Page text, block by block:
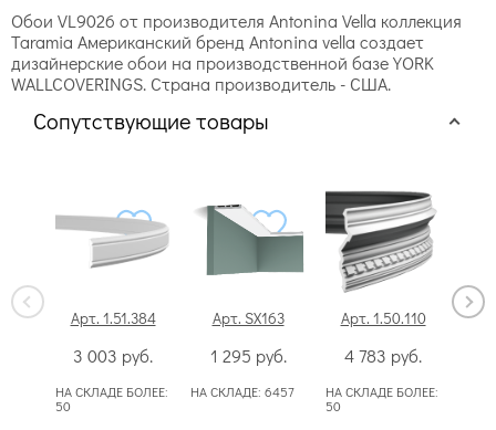
Обои VL9026 от производителя Antonina Vella коллекция
Taramia Американский бренд Antonina vella создает
дизайнерские обои на производственной базе YORK
WALLCOVERINGS. Страна производитель - США.
Сопутствующие товары
Арт. 1.51.384
3 003 руб.
НА СКЛАДЕ БОЛЕЕ:
50
Арт. SX163
1 295 руб.
НА СКЛАДЕ: 6457
Арт. 1.50.110
4 783 руб.
НА СКЛАДЕ БОЛЕЕ:
50